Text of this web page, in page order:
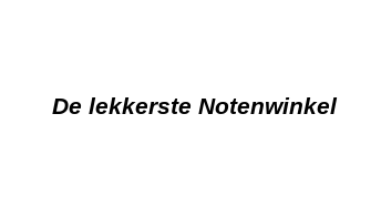
De lekkerste Notenwinkel